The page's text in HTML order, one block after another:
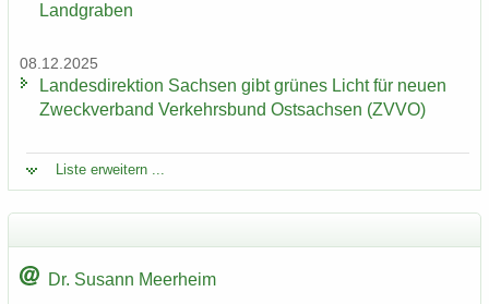
Land­gra­ben
08.12.2025
Lan­des­di­rek­ti­on Sach­sen gibt grü­nes Licht für neuen
Zweck­ver­band Ver­kehrs­bund Ost­sach­sen (ZVVO)
Liste er­wei­tern ...
Dr. Su­sann Meer­heim